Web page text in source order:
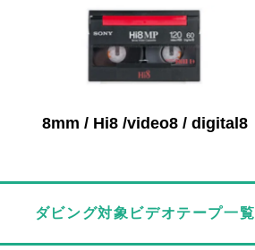
8mm / Hi8 /video8 / digital8
ダビング対象ビデオテープ一覧